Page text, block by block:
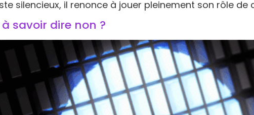
silencieux, il renonce à jouer pleinement son rôle de
savoir dire non ?